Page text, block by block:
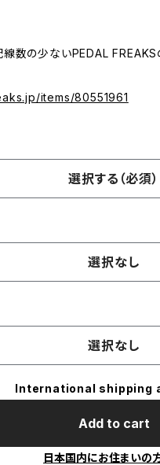
数の少ないPEDAL FREAKS
items/80551961
選択する（必須）
選択なし
選択なし
International shipping
Add to cart
日本国内にお住まいの